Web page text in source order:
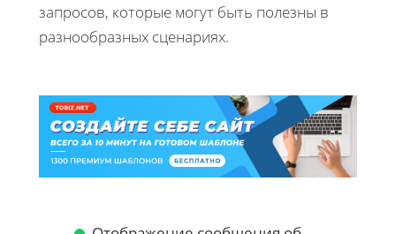
запросов, которые могут быть полезны в
разнообразных сценариях.